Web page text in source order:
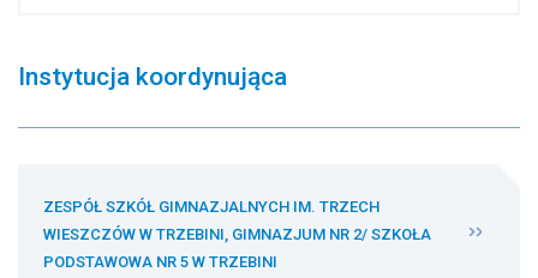
Instytucja koordynująca
ZESPÓŁ SZKÓŁ GIMNAZJALNYCH IM. TRZECH
WIESZCZÓW W TRZEBINI, GIMNAZJUM NR 2/ SZKOŁA
PODSTAWOWA NR 5 W TRZEBINI